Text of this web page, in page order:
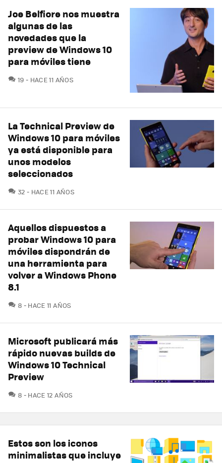
Joe Belfiore nos muestra
algunas de las
novedades que la
preview de Windows 10
para móviles tiene
19 COMENTARIOS
HACE 11 AÑOS
La Technical Preview de
Windows 10 para móviles
ya está disponible para
unos modelos
seleccionados
32 COMENTARIOS
HACE 11 AÑOS
Aquellos dispuestos a
probar Windows 10 para
móviles dispondrán de
una herramienta para
volver a Windows Phone
8.1
8 COMENTARIOS
HACE 11 AÑOS
Microsoft publicará más
rápido nuevas builds de
Windows 10 Technical
Preview
8 COMENTARIOS
HACE 12 AÑOS
Estos son los iconos
minimalistas que incluye